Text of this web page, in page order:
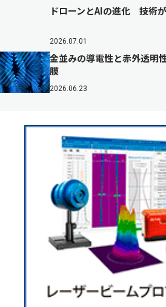
ドローンとAIの進化 技術
2026.07.01
金並みの導電性と赤外透明
膜
2026.06.23